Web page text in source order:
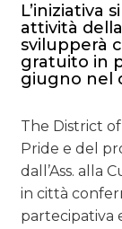
L’iniziativa
attività
svilupperà
gratuito in
giugno nel
The District
Pride e del
dall’Ass. alla
in città
partecipativa